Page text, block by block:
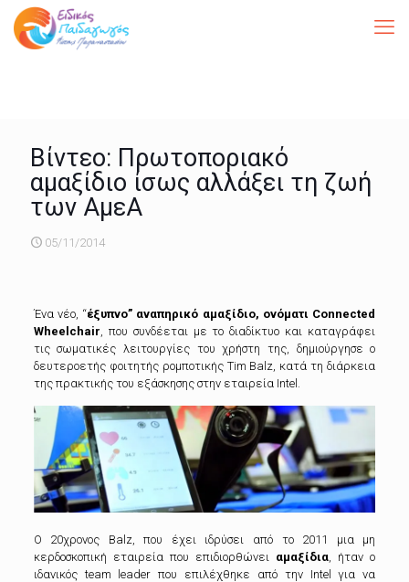
Βίντεο: Πρωτοποριακό
αμαξίδιο ίσως αλλάξει τη ζωή
των ΑμεΑ
05/11/2014
Ένα νέο, “έξυπνο” αναπηρικό αμαξίδιο, ονόματι Connected
Wheelchair, που συνδέεται με το διαδίκτυο και καταγράφει
τις σωματικές λειτουργίες του χρήστη της, δημιούργησε ο
δευτεροετής φοιτητής ρομποτικής Tim Balz, κατά τη διάρκεια
της πρακτικής του εξάσκησης στην εταιρεία Intel.
Ο 20χρονος Balz, που έχει ιδρύσει από το 2011 μια μη
κερδοσκοπική εταιρεία που επιδιορθώνει αμαξίδια , ήταν ο
ιδανικός team leader που επιλέχθηκε από την Intel για να